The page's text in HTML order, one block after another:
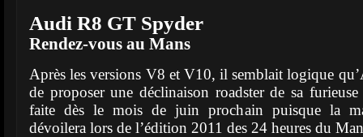
Audi R8 GT Spyder
Rendez-vous au Mans
Après les versions V8 et V10, il semblait logique
de proposer une déclinaison roadster de sa
faite dès le mois de juin prochain puisque la
dévoilera lors de l’édition 2011 des 24 heures du